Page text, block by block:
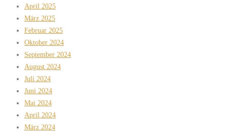
April 2025
März 2025
Februar 2025
Oktober 2024
September 2024
August 2024
Juli 2024
Juni 2024
Mai 2024
April 2024
März 2024